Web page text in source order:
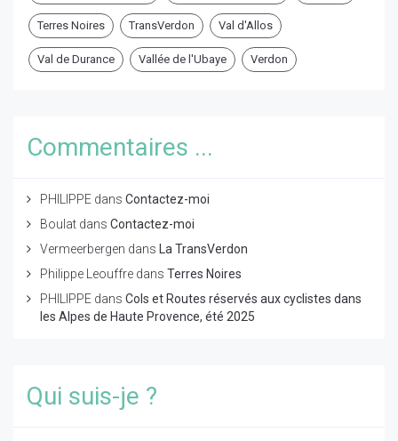
Terres Noires TransVerdon Val d'Allos
Val de Durance Vallée de l'Ubaye Verdon
Commentaires ...
PHILIPPE dans Contactez-moi
Boulat dans Contactez-moi
Vermeerbergen dans
La TransVerdon
Philippe Leouffre dans Terres Noires
PHILIPPE dans Cols et Routes réservés aux cyclistes dans
les Alpes de Haute Provence, été 2025
Qui suis-je ?